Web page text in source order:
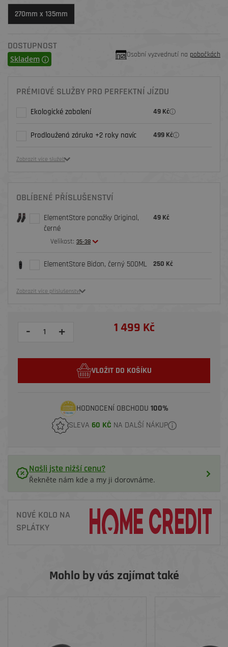
270mm x 135mm
DOSTUPNOST
Skladem Osobní vyzvednutí na pobočkách
PRÉMIOVÉ SLUŽBY PRO PERFEKTNÍ JÍZDU
Ekologické zabalení 49 Kč
Prodloužená záruka +2 roky navíc 499 Kč
Zobrazit více služeb
OBLÍBENÉ PŘÍSLUŠENSTVÍ
ElementStore ponožky Original,
černé
Velikost: 35-38
49 Kč
ElementStore Bidon, černý 500ML 250 Kč
Zobrazit více příslušenství
- + 1 499 Kč
VLOŽIT DO KOŠÍKU
HODNOCENÍ OBCHODU 100%
SLEVA 60 KČ NA DALŠÍ NÁKUP
Našli jste nižší cenu?
Řekněte nám kde a my ji dorovnáme.
NOVÉ KOLO NA
SPLÁTKY
Mohlo by vás zajímat také